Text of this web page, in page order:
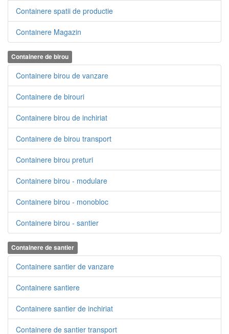
Containere spatii de productie
Containere Magazin
Containere de birou
Containere birou de vanzare
Containere de birouri
Containere birou de inchiriat
Containere de birou transport
Containere birou preturi
Containere birou - modulare
Containere birou - monobloc
Containere birou - santier
Containere de santier
Containere santier de vanzare
Containere santiere
Containere santier de inchiriat
Containere de santier transport